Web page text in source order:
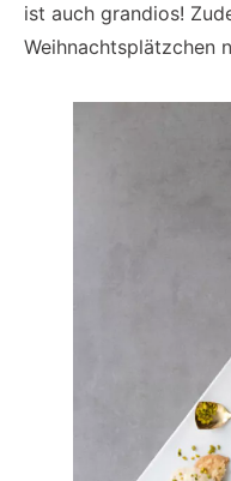
ist auch grandios!
Weihnachtsplätzchen